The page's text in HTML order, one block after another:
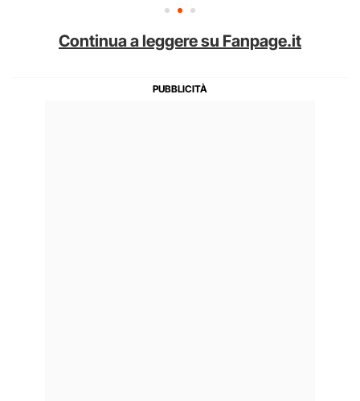
Continua a leggere su Fanpage.it